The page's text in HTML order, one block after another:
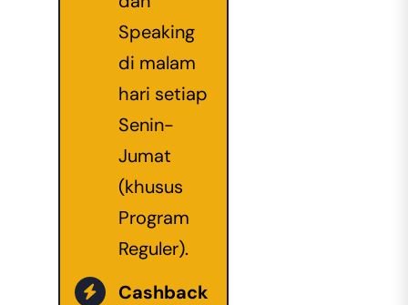
Speaking
di malam
hari setiap
Senin-
Jumat
(khusus
Program
Reguler).
Cashback